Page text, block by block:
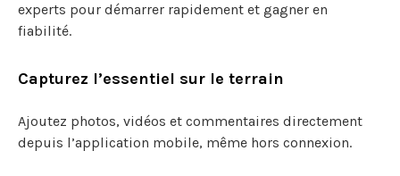
experts pour démarrer rapidement et gagner en
fiabilité.
Capturez l’essentiel sur le terrain
Ajoutez photos, vidéos et commentaires directement
depuis l’application mobile, même hors connexion.